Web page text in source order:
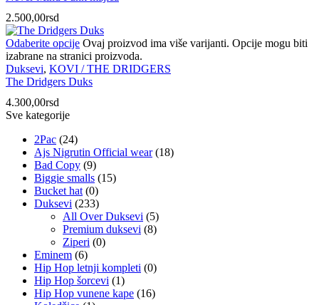
2.500,00rsd
Odaberite opcije Ovaj proizvod ima više varijanti. Opcije mogu biti
izabrane na stranici proizvoda.
Duksevi, KOVI / THE DRIDGERS
The Dridgers Duks
4.300,00rsd
Sve kategorije
2Pac (24)
Ajs Nigrutin Official wear (18)
Bad Copy (9)
Biggie smalls (15)
Bucket hat (0)
Duksevi (233)
All Over Duksevi (5)
Premium duksevi (8)
Ziperi (0)
Eminem (6)
Hip Hop letnji kompleti (0)
Hip Hop šorcevi (1)
Hip Hop vunene kape (16)